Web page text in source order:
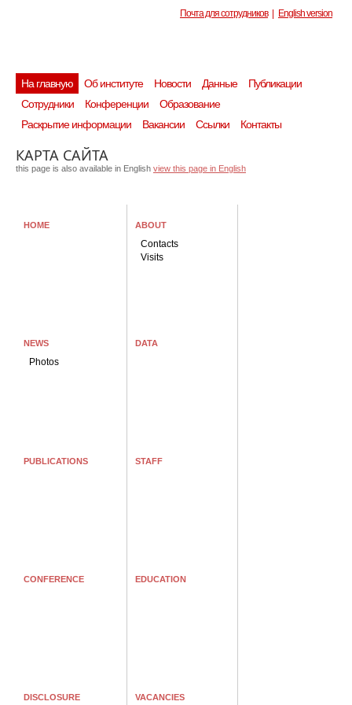
Почта для сотрудников English version
На главную Об институте Новости Данные
Публикации
Сотрудники
Конференции
Образование
Раскрытие информации
Вакансии Ссылки Контакты
КАРТА САЙТА
this page is also available in English view this page in English
HOME ABOUT
Contacts
Visits
NEWS
Photos
DATA
PUBLICATIONS STAFF
CONFERENCE EDUCATION
DISCLOSURE VACANCIES